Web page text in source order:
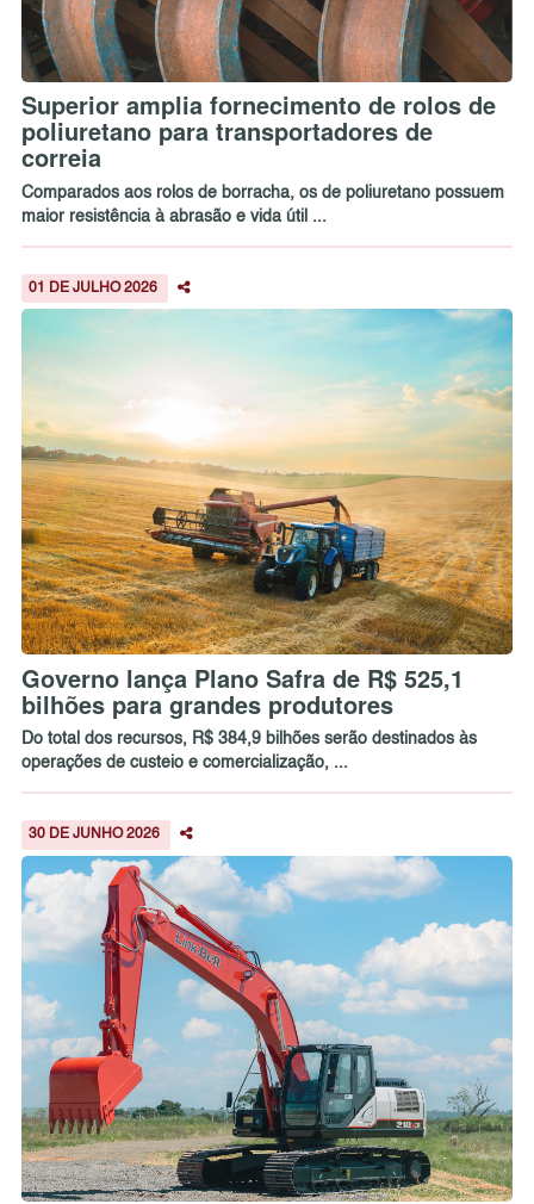
Superior amplia fornecimento de rolos de
poliuretano para transportadores de
correia
Comparados aos rolos de borracha, os de poliuretano possuem
maior resistência à abrasão e vida útil ...
01 DE JULHO 2026
Governo lança Plano Safra de R$ 525,1
bilhões para grandes produtores
Do total dos recursos, R$ 384,9 bilhões serão destinados às
operações de custeio e comercialização, ...
30 DE JUNHO 2026